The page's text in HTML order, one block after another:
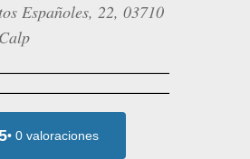
Españoles, 22, 03710
• 0 valoraciones